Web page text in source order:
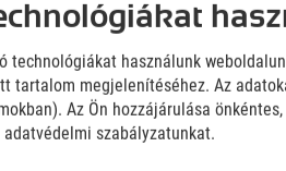
keine Haftung für die
Wir empfehlen die Mitnahme
KML
technológiákat használunk
tartalom megjelenítéséhez. Az
Az Ön hozzájárulása
szabályzatunkat.
(German)
(English)
Italiano
(Italian)
Čeština